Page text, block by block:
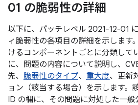
01 の脆弱性の詳細
以下に、パッチレベル 2021-12-01
ィ脆弱性の各項目の詳細を示します
けるコンポーネントごとに分類して
に、問題の内容について説明し、
先、 脆弱性のタイプ、 重大度、更新
ョン（該当する場合）を示します。
ID の欄に、その問題に対処した一